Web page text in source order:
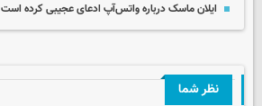
ایلان ماسک درباره واتس‌آپ ادعای عجیبی کرده است
نظر شما